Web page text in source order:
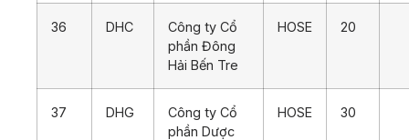
36 DHC
Công ty Cổ
phần Đông
Hải Bến Tre
HOSE 20
37 DHG
Công ty Cổ
phần Dược
HOSE 30